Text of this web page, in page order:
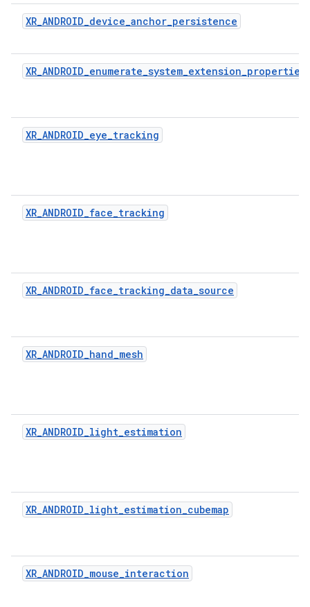
XR_ANDROID_device_anchor_persistence
XR_ANDROID_enumerate_system_extension_properties
XR_ANDROID_eye_tracking
XR_ANDROID_face_tracking
XR_ANDROID_face_tracking_data_source
XR_ANDROID_hand_mesh
XR_ANDROID_light_estimation
XR_ANDROID_light_estimation_cubemap
XR_ANDROID_mouse_interaction